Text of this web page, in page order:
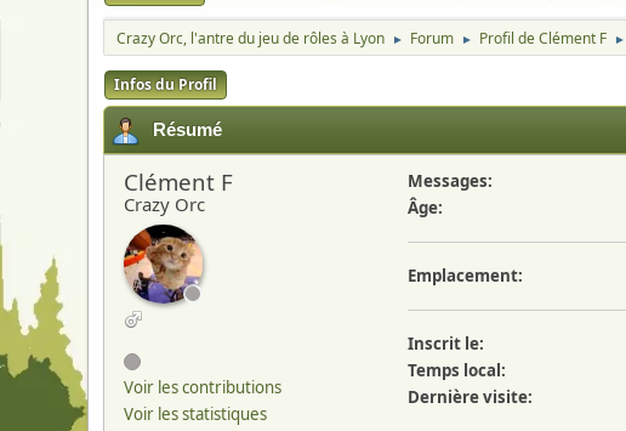
Crazy Orc, l'antre du jeu de rôles à Lyon ► Forum ► Profil de Clément F ►
Infos du Profil
Résumé
Clément F
Crazy Orc
Voir les contributions
Voir les statistiques
Messages:
Âge:
Emplacement:
Inscrit le:
Temps local:
Dernière visite: